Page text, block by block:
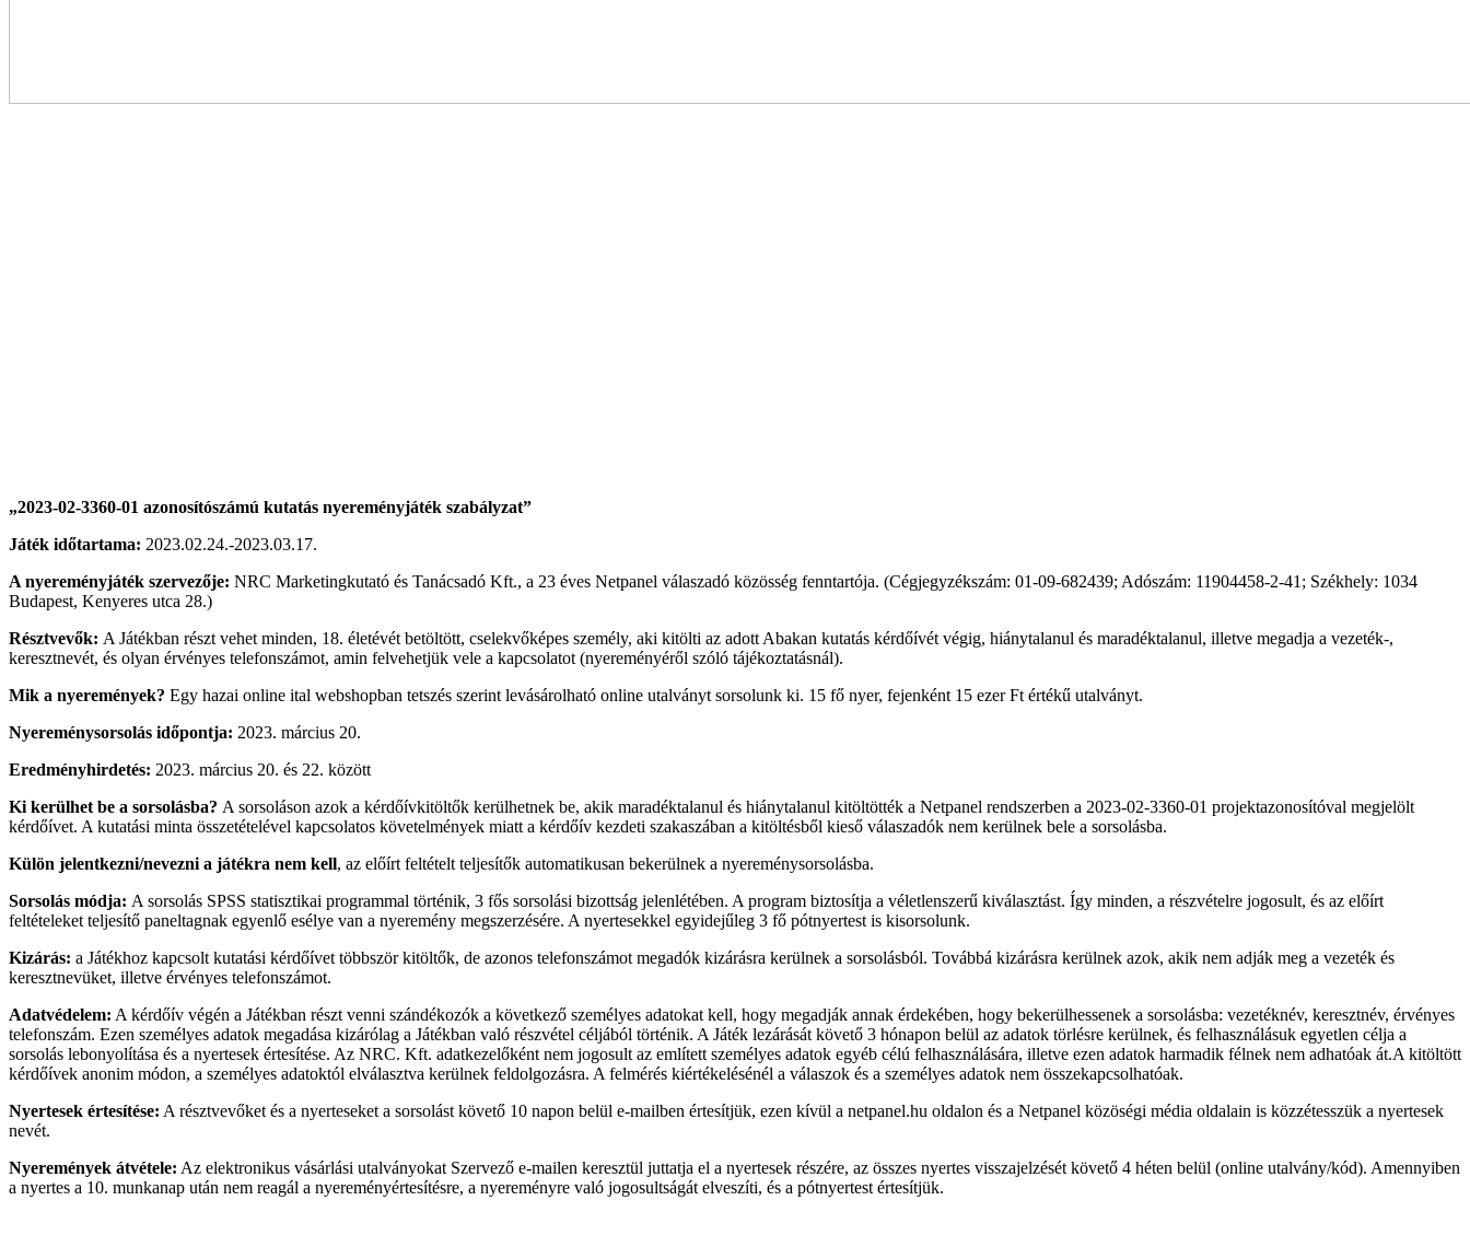
„2023-02-3360-01 azonosítószámú kutatás nyereményjáték szabályzat”
Játék időtartama: 2023.02.24.-2023.03.17.
A nyereményjáték szervezője: NRC Marketingkutató és Tanácsadó Kft., a 23 éves Netpanel válaszadó közösség fenntartója. (Cégjegyzékszám: 01-09-682439; Adószám: 11904458-2-41; Székhely: 1034
Budapest, Kenyeres utca 28.)
Résztvevők: A Játékban részt vehet minden, 18. életévét betöltött, cselekvőképes személy, aki kitölti az adott Abakan kutatás kérdőívét végig, hiánytalanul és maradéktalanul, illetve megadja a vezeték-,
keresztnevét, és olyan érvényes telefonszámot, amin felvehetjük vele a kapcsolatot (nyereményéről szóló tájékoztatásnál).
Mik a nyeremények? Egy hazai online ital webshopban tetszés szerint levásárolható online utalványt sorsolunk ki. 15 fő nyer, fejenként 15 ezer Ft értékű utalványt.
Nyereménysorsolás időpontja: 2023. március 20.
Eredményhirdetés: 2023. március 20. és 22. között
Ki kerülhet be a sorsolásba? A sorsoláson azok a kérdőívkitöltők kerülhetnek be, akik maradéktalanul és hiánytalanul kitöltötték a Netpanel rendszerben a 2023-02-3360-01 projektazonosítóval megjelölt
kérdőívet. A kutatási minta összetételével kapcsolatos követelmények miatt a kérdőív kezdeti szakaszában a kitöltésből kieső válaszadók nem kerülnek bele a sorsolásba.
Külön jelentkezni/nevezni a játékra nem kell, az előírt feltételt teljesítők automatikusan bekerülnek a nyereménysorsolásba.
Sorsolás módja: A sorsolás SPSS statisztikai programmal történik, 3 fős sorsolási bizottság jelenlétében. A program biztosítja a véletlenszerű kiválasztást. Így minden, a részvételre jogosult, és az előírt
feltételeket teljesítő paneltagnak egyenlő esélye van a nyeremény megszerzésére. A nyertesekkel egyidejűleg 3 fő pótnyertest is kisorsolunk.
Kizárás: a Játékhoz kapcsolt kutatási kérdőívet többször kitöltők, de azonos telefonszámot megadók kizárásra kerülnek a sorsolásból. Továbbá kizárásra kerülnek azok, akik nem adják meg a vezeték és
keresztnevüket, illetve érvényes telefonszámot.
Adatvédelem: A kérdőív végén a Játékban részt venni szándékozók a következő személyes adatokat kell, hogy megadják annak érdekében, hogy bekerülhessenek a sorsolásba: vezetéknév, keresztnév, érvényes
telefonszám. Ezen személyes adatok megadása kizárólag a Játékban való részvétel céljából történik. A Játék lezárását követő 3 hónapon belül az adatok törlésre kerülnek, és felhasználásuk egyetlen célja a
sorsolás lebonyolítása és a nyertesek értesítése. Az NRC. Kft. adatkezelőként nem jogosult az említett személyes adatok egyéb célú felhasználására, illetve ezen adatok harmadik félnek nem adhatóak át.A kitöltött
kérdőívek anonim módon, a személyes adatoktól elválasztva kerülnek feldolgozásra. A felmérés kiértékelésénél a válaszok és a személyes adatok nem összekapcsolhatóak.
Nyertesek értesítése: A résztvevőket és a nyerteseket a sorsolást követő 10 napon belül e-mailben értesítjük, ezen kívül a netpanel.hu oldalon és a Netpanel közöségi média oldalain is közzétesszük a nyertesek
nevét.
Nyeremények átvétele: Az elektronikus vásárlási utalványokat Szervező e-mailen keresztül juttatja el a nyertesek részére, az összes nyertes visszajelzését követő 4 héten belül (online utalvány/kód). Amennyiben
a nyertes a 10. munkanap után nem reagál a nyereményértesítésre, a nyereményre való jogosultságát elveszíti, és a pótnyertest értesítjük.